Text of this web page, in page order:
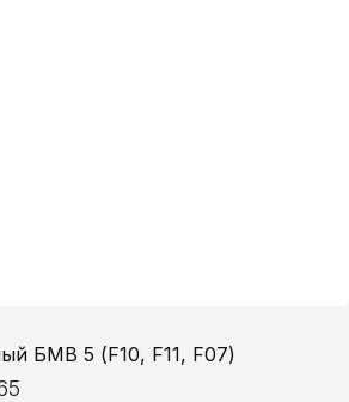
БМВ 5 (F10, F11, F07)